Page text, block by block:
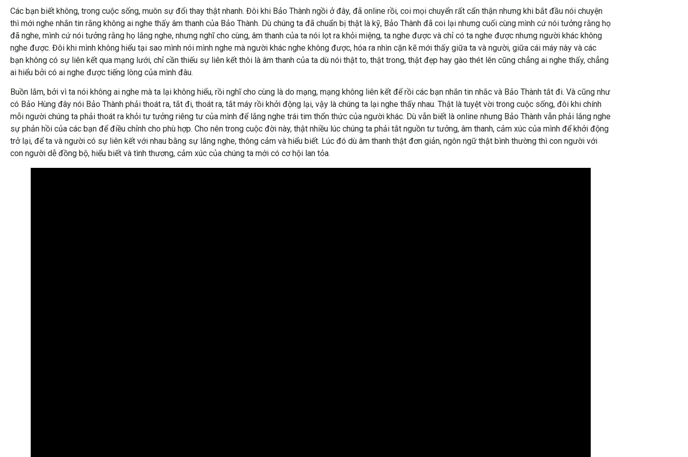
Các bạn biết không, trong cuộc sống, muôn sự đổi thay thật nhanh. Đôi khi Bảo Thành ngồi ở đây, đã online rồi, coi mọi chuyển rất cẩn thận nhưng khi bắt đầu nói chuyện
thì mới nghe nhắn tin rằng không ai nghe thấy âm thanh của Bảo Thành. Dù chúng ta đã chuẩn bị thật là kỹ, Bảo Thành đã coi lại nhưng cuối cùng mình cứ nói tưởng rằng họ
đã nghe, mình cứ nói tưởng rằng họ lắng nghe, nhưng nghĩ cho cùng, âm thanh của ta nói lọt ra khỏi miệng, ta nghe được và chỉ có ta nghe được nhưng người khác không
nghe được. Đôi khi mình không hiểu tại sao mình nói mình nghe mà người khác nghe không được, hóa ra nhìn cặn kẽ mới thấy giữa ta và người, giữa cái máy này và các
bạn không có sự liên kết qua mạng lưới, chỉ cần thiếu sự liên kết thôi là âm thanh của ta dù nói thật to, thật trong, thật đẹp hay gào thét lên cũng chẳng ai nghe thấy, chẳng
ai hiểu bởi có ai nghe được tiếng lòng của mình đâu.
Buồn lắm, bởi vì ta nói không ai nghe mà ta lại không hiểu, rồi nghĩ cho cùng là do mạng, mạng không liên kết để rồi các bạn nhắn tin nhắc và Bảo Thành tắt đi. Và cũng như
có Bảo Hùng đây nói Bảo Thành phải thoát ra, tắt đi, thoát ra, tắt máy rồi khởi động lại, vậy là chúng ta lại nghe thấy nhau. Thật là tuyệt vời trong cuộc sống, đôi khi chính
mỗi người chúng ta phải thoát ra khỏi tư tưởng riêng tư của mình để lắng nghe trái tim thổn thức của người khác. Dù vẫn biết là online nhưng Bảo Thành vẫn phải lắng nghe
sự phản hồi của các bạn để điều chỉnh cho phù hợp. Cho nên trong cuộc đời này, thật nhiều lúc chúng ta phải tắt nguồn tư tưởng, âm thanh, cảm xúc của mình để khởi động
trở lại, để ta và người có sự liên kết với nhau bằng sự lắng nghe, thông cảm và hiểu biết. Lúc đó dù âm thanh thật đơn giản, ngôn ngữ thật bình thường thì con người với
con người dễ đồng bộ, hiểu biết và tình thương, cảm xúc của chúng ta mới có cơ hội lan tỏa.